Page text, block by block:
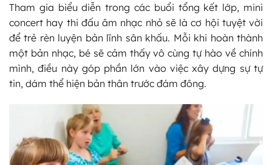
Tham gia biểu diễn trong các buổi tổng kết lớp, mini
concert hay thi đấu âm nhạc nhỏ sẽ là cơ hội tuyệt vời
để trẻ rèn luyện bản lĩnh sân khấu. Mỗi khi hoàn thành
một bản nhạc, bé sẽ cảm thấy vô cùng tự hào về chính
mình, điều này góp phần lớn vào việc xây dựng sự tự
tin, dám thể hiện bản thân trước đám đông.